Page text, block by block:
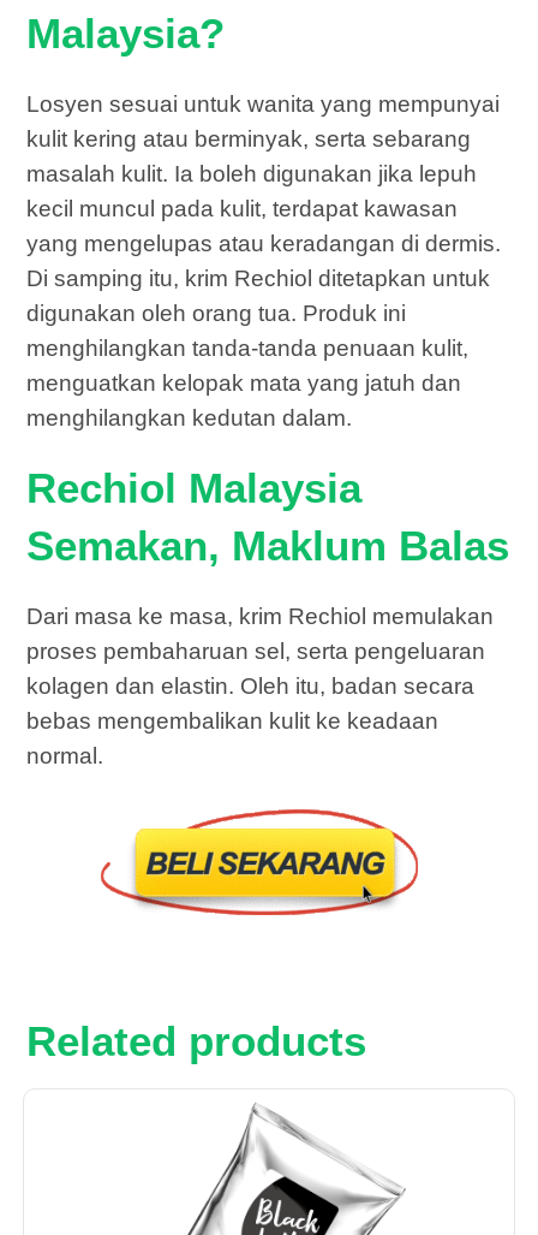
Malaysia?
Losyen sesuai untuk wanita yang mempunyai
kulit kering atau berminyak, serta sebarang
masalah kulit. Ia boleh digunakan jika lepuh
kecil muncul pada kulit, terdapat kawasan
yang mengelupas atau keradangan di dermis.
Di samping itu, krim Rechiol ditetapkan untuk
digunakan oleh orang tua. Produk ini
menghilangkan tanda-tanda penuaan kulit,
menguatkan kelopak mata yang jatuh dan
menghilangkan kedutan dalam.
Rechiol Malaysia
Semakan, Maklum Balas
Dari masa ke masa, krim Rechiol memulakan
proses pembaharuan sel, serta pengeluaran
kolagen dan elastin. Oleh itu, badan secara
bebas mengembalikan kulit ke keadaan
normal.
Related products